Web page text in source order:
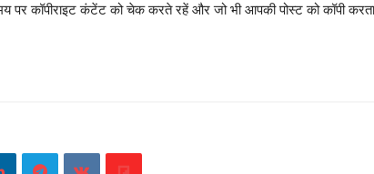
पर कॉपीराइट कंटेंट को चेक करते रहें और जो भी आपकी पोस्ट को कॉपी